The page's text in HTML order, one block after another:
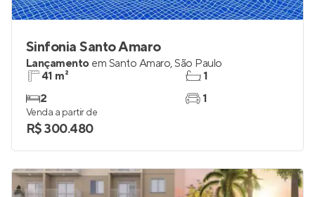
Sinfonia Santo Amaro
Lançamento em Santo Amaro,São Paulo
41 m²
2
1
1
Venda a partir de
R$ 300.480